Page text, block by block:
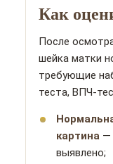
Как
После
шейка матки
требующие
теста, ВПЧ-
картина —
выявлено;